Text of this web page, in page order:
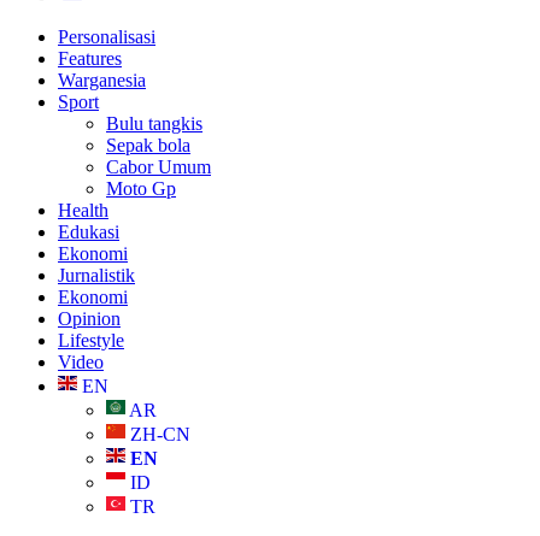
Personalisasi
Features
Warganesia
Sport
Bulu tangkis
Sepak bola
Cabor Umum
Moto Gp
Health
Edukasi
Ekonomi
Jurnalistik
Ekonomi
Opinion
Lifestyle
Video
EN
AR
ZH-CN
EN
ID
TR